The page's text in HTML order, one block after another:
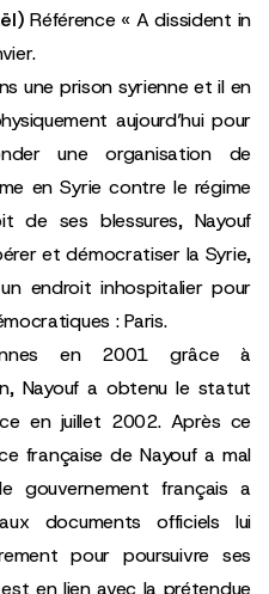
Référence « A dissident in
une prison syrienne et il en
aujourd’hui pour
une organisation de
en Syrie contre le régime
de ses blessures, Nayouf
et démocratiser la Syrie,
endroit inhospitalier pour
: Paris.
en 2001 grâce à
Nayouf a obtenu le statut
en juillet 2002. Après ce
française de Nayouf a mal
gouvernement français a
documents officiels lui
pour poursuivre ses
en lien avec la prétendue